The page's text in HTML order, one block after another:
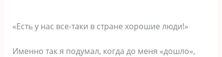
«Есть у нас все-таки в стране хорошие люди!»
Именно так я подумал, когда до меня «дошло»,